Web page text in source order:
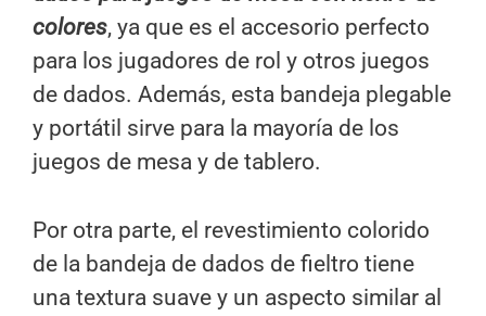
colores, ya que es el accesorio perfecto
para los jugadores de rol y otros juegos
de dados. Además, esta bandeja plegable
y portátil sirve para la mayoría de los
juegos de mesa y de tablero.
Por otra parte, el revestimiento colorido
de la bandeja de dados de fieltro tiene
una textura suave y un aspecto similar al